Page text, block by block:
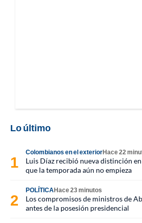
Lo último
Colombianos en el exteriorHace 22
Luis Díaz recibió nueva distinción
que la temporada aún no empieza
POLÍTICAHace 23 minutos
Los compromisos de ministros de
antes de la posesión presidencial